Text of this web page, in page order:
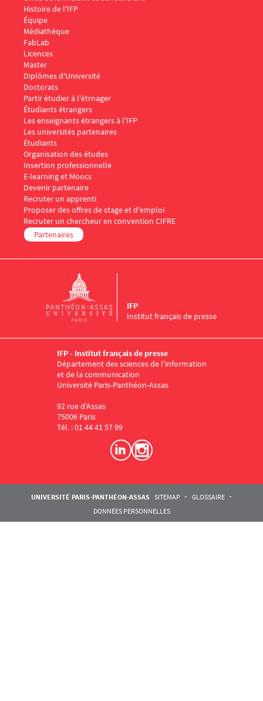
Histoire de l'IFP
Équipe
Médiathèque
FabLab
Menu Footer IFP 2
Licences
Master
Diplômes d'Université
Doctorats
Menu Footer IFP 3
Partir étudier à l'étrnager
Étudiants étrangers
Les enseignants étrangers à l'IFP
Les universités partenaires
Menu Footer IFP 4
Étudiants
Organisation des études
Insertion professionnelle
E-learning et Moocs
Menu Footer IFP 5
Devenir partenaire
Recruter un apprenti
Proposer des offres de stage et d'emploi
Recruter un chercheur en convention CIFRE
Partenaires
Institut français de presse
IFP
IFP - Institut français de presse
Département des sciences de l'information
et de la communication
Université Paris-Panthéon-Assas
92 rue d'Assas
75006 Paris
Tél. : 01 44 41 57 99
Pied de page Assas
UNIVERSITÉ PARIS-PANTHÉON-ASSAS SITEMAP
GLOSSAIRE
DONNÉES PERSONNELLES